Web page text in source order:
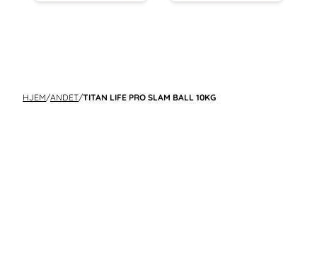
HJEM/ANDET/TITAN LIFE PRO SLAM BALL 10KG